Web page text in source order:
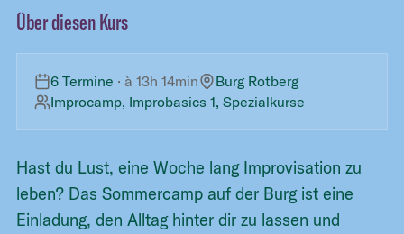
Über diesen Kurs
6 Termine · à13h 14min
Burg Rotberg
Improcamp, Improbasics 1, Spezialkurse
Hast du Lust, eine Woche lang Improvisation zu
leben? Das Sommercamp auf der Burg ist eine
Einladung, den Alltag hinter dir zu lassen und